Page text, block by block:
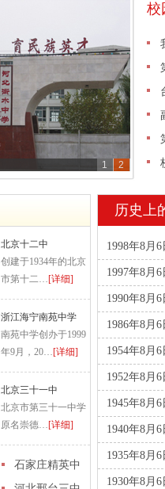
1 2
校
北京十二中
创建于1934年的北京
市第十二…[详细]
浙江海宁南苑中学
南苑中学创办于1999
年9月，20…[详细]
北京三十一中
北京市第三十一中学
原名崇德…[详细]
石家庄精英中
历史上
1998年8月
1997年8月
1990年8月
1986年8月
1954年8月
1952年8月
1945年8月
1940年8月
1935年8月
1930年8月